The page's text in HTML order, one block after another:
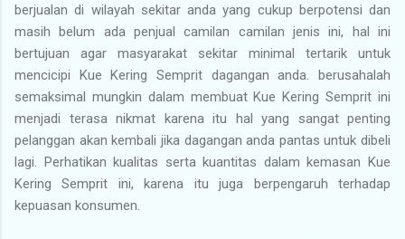
berjualan di wilayah sekitar anda yang cukup berpotensi dan
masih belum ada penjual camilan camilan jenis ini, hal ini
bertujuan agar masyarakat sekitar minimal tertarik untuk
mencicipi Kue Kering Semprit dagangan anda. berusahalah
semaksimal mungkin dalam membuat Kue Kering Semprit ini
menjadi terasa nikmat karena itu hal yang sangat penting
pelanggan akan kembali jika dagangan anda pantas untuk dibeli
lagi. Perhatikan kualitas serta kuantitas dalam kemasan Kue
Kering Semprit ini, karena itu juga berpengaruh terhadap
kepuasan konsumen.